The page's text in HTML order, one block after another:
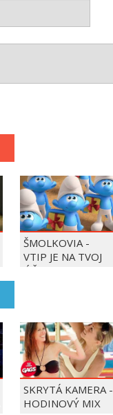
ŠMOLKOVIA -
VTIP JE NA TVOJ
ÚČET
SKRYTÁ KAMERA -
HODINOVÝ MIX